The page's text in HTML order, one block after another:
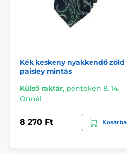
Kék keskeny nyakkendő zöld
paisley mintás
Külső raktár, pénteken 8. 14.
Önnél
8 270 Ft Kosárba